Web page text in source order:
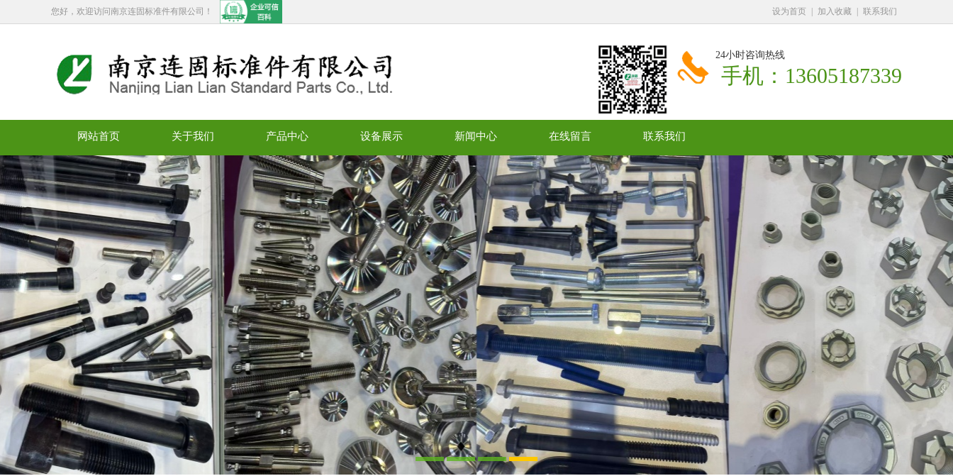
您好，欢迎访问南京连固标准件有限公司！ 设为首页 加入收藏 联系我们
24小时咨询热线
手机：13605187339
网站首页 关于我们 产品中心 设备展示 新闻中心 在线留言 联系我们